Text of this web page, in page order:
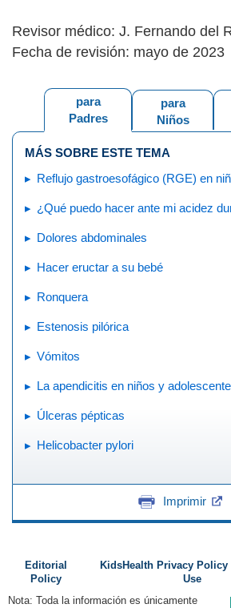
Revisor médico: J. Fernando del
Fecha de revisión: mayo de 2023
para
Niños
para
Padres
MÁS SOBRE ESTE TEMA
Reflujo gastroesofágico (RGE) en
¿Qué puedo hacer ante mi acidez
Dolores abdominales
Hacer eructar a su bebé
Ronquera
Estenosis pilórica
Vómitos
La apendicitis en niños y
Úlceras pépticas
Helicobacter pylori
Imprimir
Editorial
Policy
KidsHealth Privacy Policy
Use
Nota: Toda la información es únicamente